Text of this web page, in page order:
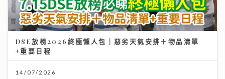
DSE放榜2026終極懶人包｜惡劣天氣安排＋物品清單
+重要日程
14/07/2026